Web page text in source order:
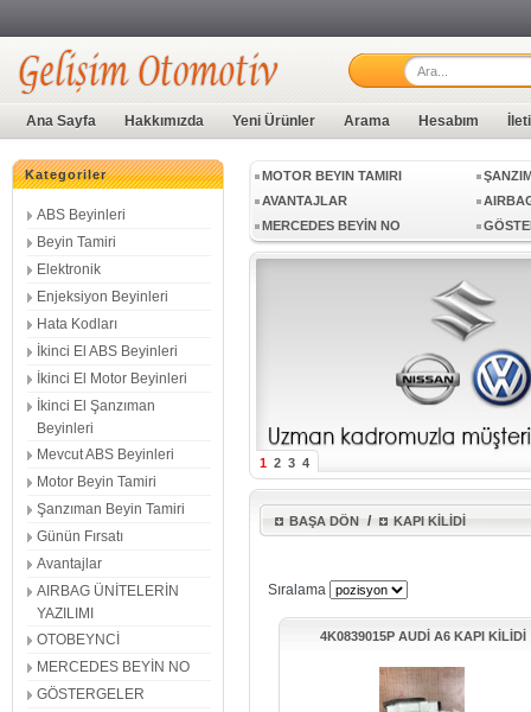
Ana Sayfa Hakkımızda Yeni Ürünler Arama Hesabım
Kategoriler
ABS Beyinleri
Beyin Tamiri
Elektronik
Enjeksiyon Beyinleri
Hata Kodları
İkinci El ABS Beyinleri
İkinci El Motor Beyinleri
İkinci El Şanzıman
Beyinleri
Mevcut ABS Beyinleri
Motor Beyin Tamiri
Şanzıman Beyin Tamiri
Günün Fırsatı
Avantajlar
AIRBAG ÜNİTELERİN
YAZILIMI
OTOBEYNCİ
MERCEDES BEYİN NO
GÖSTERGELER
ENJEKSIYON BEYINLERI
HATA
MOTOR BEYIN TAMIRI
AVANTAJLAR
MERCEDES BEYİN NO
SIFIR BEYİN
SİMOS
EDC16CP
EDC17CP04
EDC17CP44
EDC17C64
DCM3.7
EL FREN BEYİNLERİ
SES SİSTEMİ
DİREKSİYON AÇI SENSÖRÜ
1 2 3 4
BAŞA DÖN / KAPI KİLİDİ
Sıralama
4K0839015P AUDİ A6 KAPI KİLİDİ